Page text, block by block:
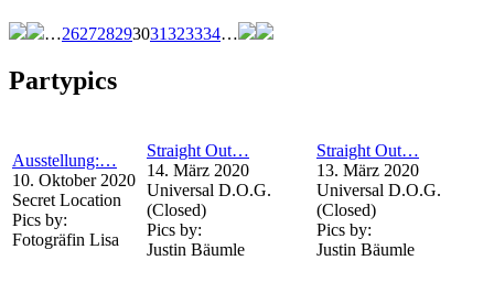
…262728293031323334…
Partypics
Ausstellung:…
10. Oktober 2020
Secret Location
Pics by:
Fotogräfin Lisa
Straight Out…
14. März 2020
Universal D.O.G.
(Closed)
Pics by:
Justin Bäumle
Straight Out…
13. März 2020
Universal D.O.G.
(Closed)
Pics by:
Justin Bäumle